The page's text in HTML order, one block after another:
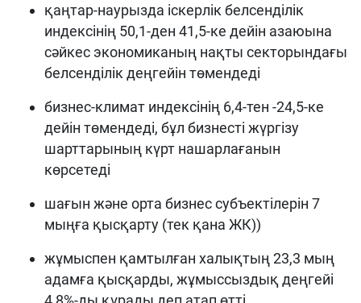
қаңтар-наурызда іскерлік белсенділік
индексінің 50,1-ден 41,5-ке дейін азаюына
сәйкес экономиканың нақты секторындағы
белсенділік деңгейін төмендеді
бизнес-климат индексінің 6,4-тен -24,5-ке
дейін төмендеді, бұл бизнесті жүргізу
шарттарының күрт нашарлағанын
көрсетеді
шағын және орта бизнес субъектілерін 7
мыңға қысқарту (тек қана ЖК))
жұмыспен қамтылған халықтың 23,3 мың
адамға қысқарды, жұмыссыздық деңгейі